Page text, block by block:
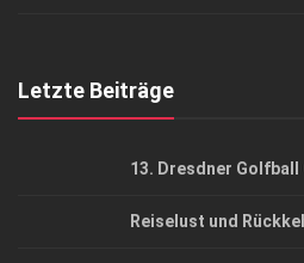
Letzte Beiträge
13. Dresdner Golfball
Reiselust und